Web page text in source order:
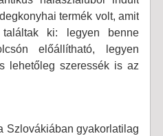
termék volt, amit
ki: legyen benne
előállítható, legyen
lehetőleg szeressék is az
Szlovákiában gyakorlatilag